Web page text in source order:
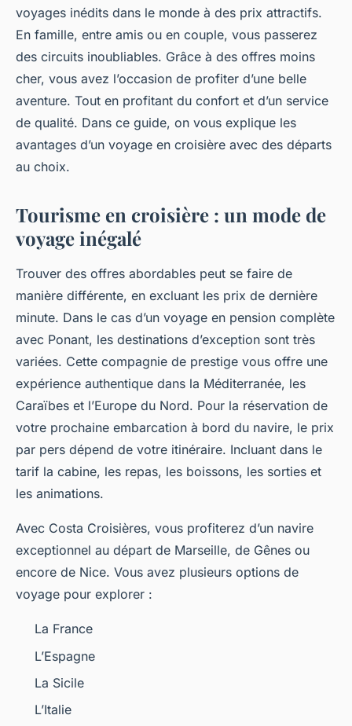
voyages inédits dans le monde à des prix attractifs.
En famille, entre amis ou en couple, vous passerez
des circuits inoubliables. Grâce à des offres moins
cher, vous avez l’occasion de profiter d’une belle
aventure. Tout en profitant du confort et d’un service
de qualité. Dans ce guide, on vous explique les
avantages d’un voyage en croisière avec des départs
au choix.
Tourisme en croisière : un mode de
voyage inégalé
Trouver des offres abordables peut se faire de
manière différente, en excluant les prix de dernière
minute. Dans le cas d’un voyage en pension complète
avec Ponant, les destinations d’exception sont très
variées. Cette compagnie de prestige vous offre une
expérience authentique dans la Méditerranée, les
Caraïbes et l’Europe du Nord. Pour la réservation de
votre prochaine embarcation à bord du navire, le prix
par pers dépend de votre itinéraire. Incluant dans le
tarif la cabine, les repas, les boissons, les sorties et
les animations.
Avec Costa Croisières, vous profiterez d’un navire
exceptionnel au départ de Marseille, de Gênes ou
encore de Nice. Vous avez plusieurs options de
voyage pour explorer :
La France
L’Espagne
La Sicile
L’Italie